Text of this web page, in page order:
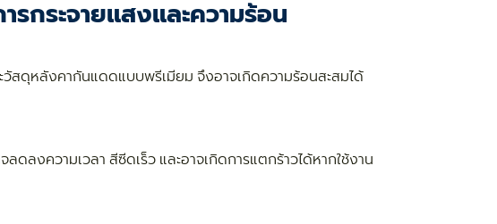
กระจายแสงและความร้อน
วัสดุหลังคากันแดดแบบพรีเมียม จึงอาจเกิดความร้อนสะสมได้
งความเวลา สีซีดเร็ว และอาจเกิดการแตกร้าวได้หากใช้งาน